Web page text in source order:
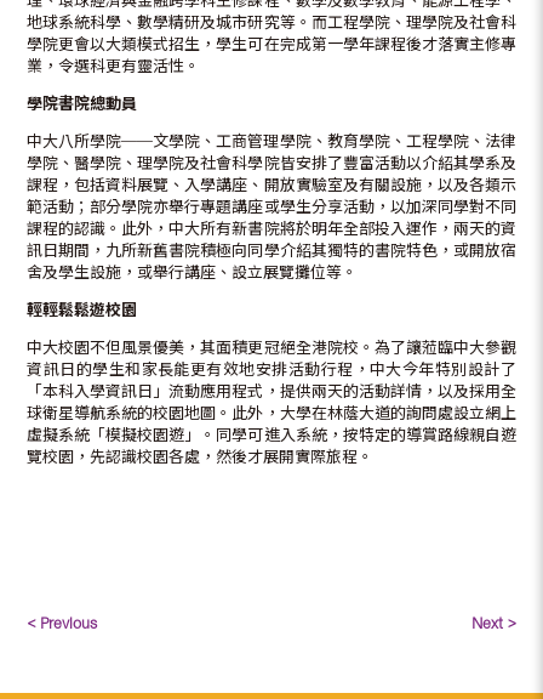
地球系統科學、數學精研及城市研究等。而工程學院、理學院及社會科
學院更會以大類模式招生，學生可在完成第一學年課程後才落實主修專
業，令選科更有靈活性。
學院書院總動員
中大八所學院──文學院、工商管理學院、教育學院、工程學院、法律
學院、醫學院、理學院及社會科學院皆安排了豐富活動以介紹其學系及
課程，包括資料展覽、入學講座、開放實驗室及有關設施，以及各類示
範活動；部分學院亦舉行專題講座或學生分享活動，以加深同學對不同
課程的認識。此外，中大所有新書院將於明年全部投入運作，兩天的資
訊日期間，九所新舊書院積極向同學介紹其獨特的書院特色，或開放宿
舍及學生設施，或舉行講座、設立展覽攤位等。
輕輕鬆鬆遊校園
中大校園不但風景優美，其面積更冠絕全港院校。為了讓蒞臨中大參觀
資訊日的學生和家長能更有效地安排活動行程，中大今年特別設計了
「本科入學資訊日」流動應用程式，提供兩天的活動詳情，以及採用全
球衛星導航系統的校園地圖。此外，大學在林蔭大道的詢問處設立網上
虛擬系統「模擬校園遊」。同學可進入系統，按特定的導賞路線親自遊
覽校園，先認識校園各處，然後才展開實際旅程。
< Previous Next >